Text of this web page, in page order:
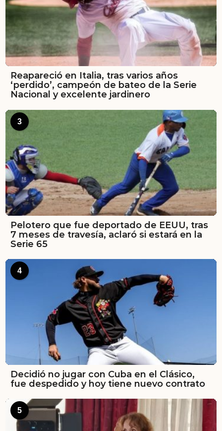
Reapareció en Italia, tras varios años
‘perdido’, campeón de bateo de la Serie
Nacional y excelente jardinero
3
Pelotero que fue deportado de EEUU, tras
7 meses de travesía, aclaró si estará en la
Serie 65
4
Decidió no jugar con Cuba en el Clásico,
fue despedido y hoy tiene nuevo contrato
5